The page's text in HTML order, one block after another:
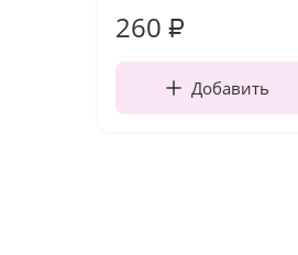
260 ₽
Добавить